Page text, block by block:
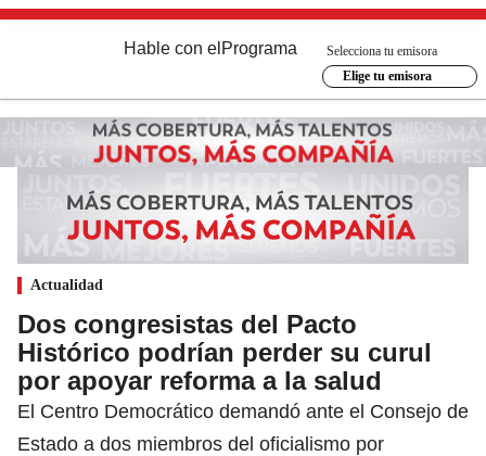
Hable con el Programa
Selecciona tu emisora
Elige tu emisora
Actualidad
Dos congresistas del Pacto
Histórico podrían perder su curul
por apoyar reforma a la salud
El Centro Democrático demandó ante el Consejo de
Estado a dos miembros del oficialismo por